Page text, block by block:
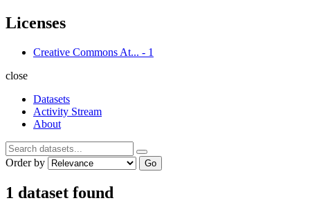
Licenses
Creative Commons At... - 1
close
Datasets
Activity Stream
About
Order by Go
1 dataset found